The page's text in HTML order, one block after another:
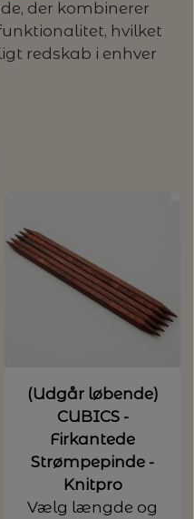
der kombinerer
hvilket
redskab i enhver
(Udgår løbende)
CUBICS -
Firkantede
Strømpepinde -
Knitpro
Vælg længde og